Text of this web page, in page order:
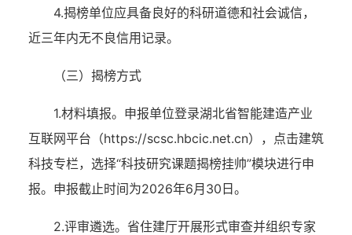
4.揭榜单位应具备良好的科研道德和社会诚信，
近三年内无不良信用记录。
（三）揭榜方式
1.材料填报。申报单位登录湖北省智能建造产业
互联网平台（https://scsc.hbcic.net.cn），点击建筑
科技专栏，选择“科技研究课题揭榜挂帅”模块进行申
报。申报截止时间为2026年6月30日。
2.评审遴选。省住建厅开展形式审查并组织专家